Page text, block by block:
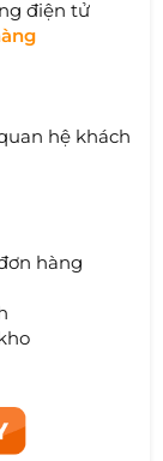
điện tử
hệ khách
hàng